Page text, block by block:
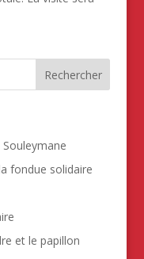
fondue solidaire
et le papillon